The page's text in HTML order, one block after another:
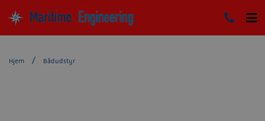
Hjem Bådudstyr